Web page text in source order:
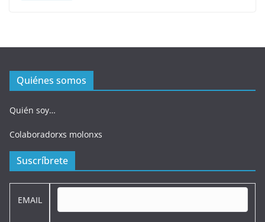
Quiénes somos
Quién soy…
Colaboradorxs molonxs
Suscríbrete
EMAIL